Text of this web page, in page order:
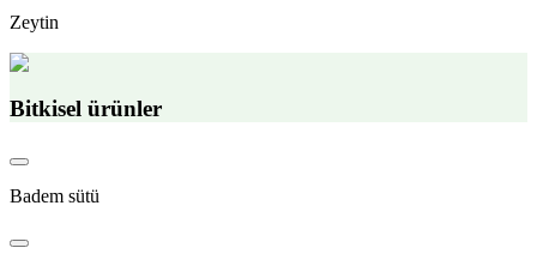
Zeytin
Bitkisel ürünler
Badem sütü